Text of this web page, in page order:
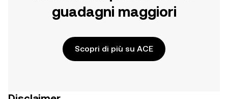
guadagni maggiori
Scopri di più su ACE